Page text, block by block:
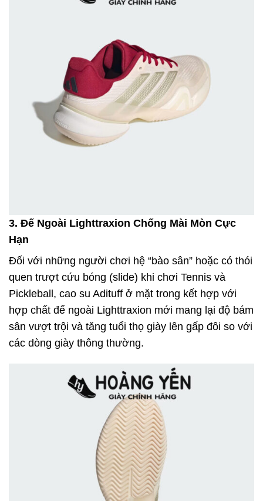
3. Đế Ngoài Lighttraxion Chống Mài Mòn Cực
Hạn
Đối với những người chơi hệ “bào sân” hoặc có thói
quen trượt cứu bóng (slide) khi chơi Tennis và
Pickleball, cao su Adituff ở mặt trong kết hợp với
hợp chất đế ngoài Lighttraxion mới mang lại độ bám
sân vượt trội và tăng tuổi thọ giày lên gấp đôi so với
các dòng giày thông thường.